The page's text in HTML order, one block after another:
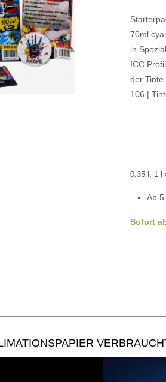
70ml
in
ICC
der Tinte
106 |
0,35 l, 1 l
Ab
Sofort